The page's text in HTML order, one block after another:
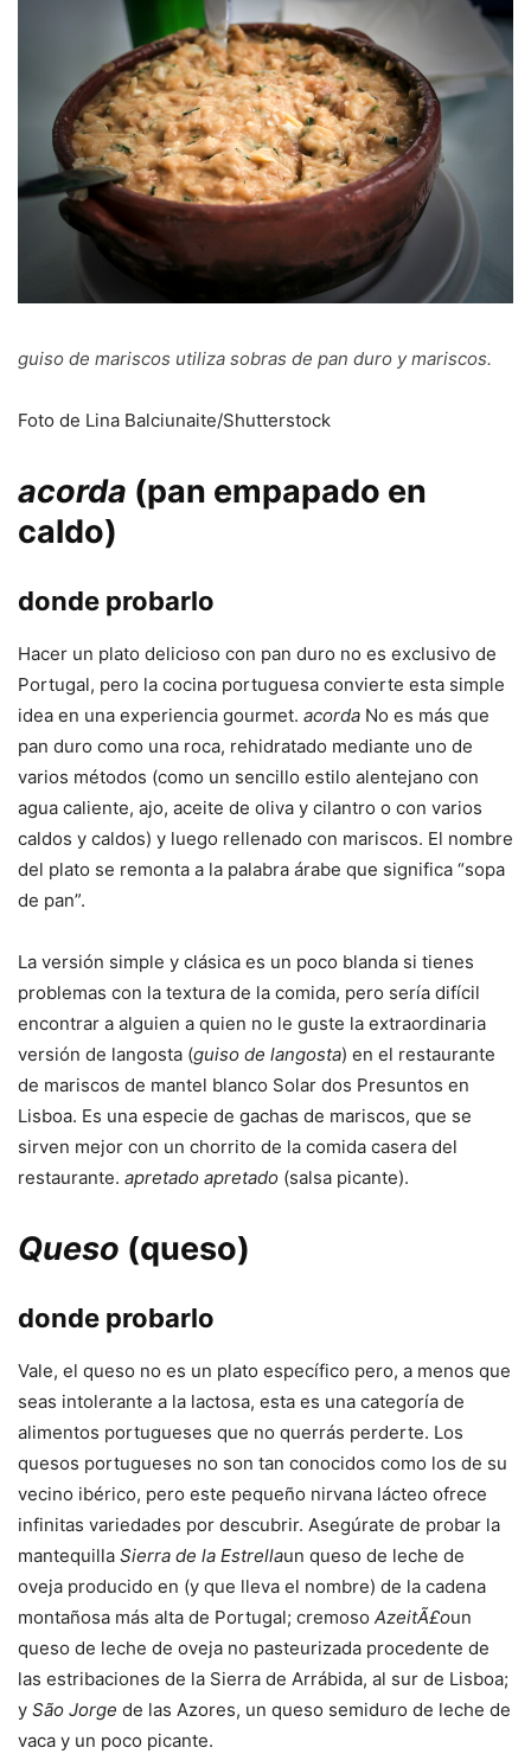
guiso de mariscos utiliza sobras de pan duro y mariscos.
Foto de Lina Balciunaite/Shutterstock
acorda (pan empapado en
caldo)
donde probarlo
Hacer un plato delicioso con pan duro no es exclusivo de
Portugal, pero la cocina portuguesa convierte esta simple
idea en una experiencia gourmet. acorda No es más que
pan duro como una roca, rehidratado mediante uno de
varios métodos (como un sencillo estilo alentejano con
agua caliente, ajo, aceite de oliva y cilantro o con varios
caldos y caldos) y luego rellenado con mariscos. El nombre
del plato se remonta a la palabra árabe que significa “sopa
de pan”.
La versión simple y clásica es un poco blanda si tienes
problemas con la textura de la comida, pero sería difícil
encontrar a alguien a quien no le guste la extraordinaria
versión de langosta (guiso de langosta) en el restaurante
de mariscos de mantel blanco Solar dos Presuntos en
Lisboa. Es una especie de gachas de mariscos, que se
sirven mejor con un chorrito de la comida casera del
restaurante. apretado apretado (salsa picante).
Queso (queso)
donde probarlo
Vale, el queso no es un plato específico pero, a menos que
seas intolerante a la lactosa, esta es una categoría de
alimentos portugueses que no querrás perderte. Los
quesos portugueses no son tan conocidos como los de su
vecino ibérico, pero este pequeño nirvana lácteo ofrece
infinitas variedades por descubrir. Asegúrate de probar la
mantequilla Sierra de la Estrellaun queso de leche de
oveja producido en (y que lleva el nombre) de la cadena
montañosa más alta de Portugal; cremoso AzeitÃ£oun
queso de leche de oveja no pasteurizada procedente de
las estribaciones de la Sierra de Arrábida, al sur de Lisboa;
y São Jorge de las Azores, un queso semiduro de leche de
vaca y un poco picante.